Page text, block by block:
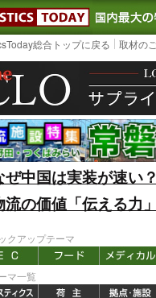
総合トップに戻る 取材の
ぜ中国は実装が速い
流の価値「伝える力
クアップテーマ
マ一覧